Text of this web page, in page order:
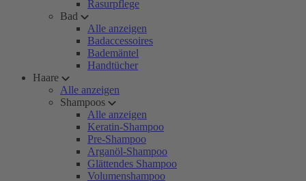
Rasurpflege
Bad
Alle anzeigen
Badaccessoires
Bademäntel
Handtücher
Haare
Alle anzeigen
Shampoos
Alle anzeigen
Keratin-Shampoo
Pre-Shampoo
Arganöl-Shampoo
Glättendes Shampoo
Volumenshampoo